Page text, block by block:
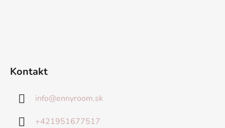
Kontakt
info@ennyroom.sk
+421951677517